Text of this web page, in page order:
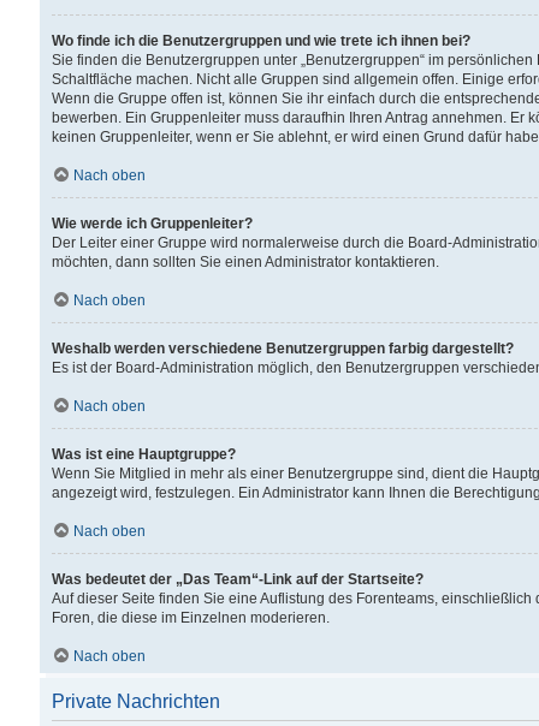
Wo finde ich die Benutzergruppen und wie trete ich ihnen bei?
Sie finden die Benutzergruppen unter „Benutzergruppen“ im
Schaltfläche machen. Nicht alle Gruppen sind allgemein offen. Einige
Wenn die Gruppe offen ist, können Sie ihr einfach durch die
bewerben. Ein Gruppenleiter muss daraufhin Ihren Antrag annehmen.
keinen Gruppenleiter, wenn er Sie ablehnt, er wird einen Grund dafür
Nach oben
Wie werde ich Gruppenleiter?
Der Leiter einer Gruppe wird normalerweise durch die Board-
möchten, dann sollten Sie einen Administrator kontaktieren.
Nach oben
Weshalb werden verschiedene Benutzergruppen farbig dargestellt?
Es ist der Board-Administration möglich, den Benutzergruppen
Nach oben
Was ist eine Hauptgruppe?
Wenn Sie Mitglied in mehr als einer Benutzergruppe sind, dient die
angezeigt wird, festzulegen. Ein Administrator kann Ihnen die
Nach oben
Was bedeutet der „Das Team“-Link auf der Startseite?
Auf dieser Seite finden Sie eine Auflistung des Forenteams,
Foren, die diese im Einzelnen moderieren.
Nach oben
Private Nachrichten